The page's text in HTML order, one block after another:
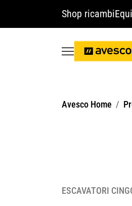
Shop ricambi
Avesco Home
ESCAVATORI